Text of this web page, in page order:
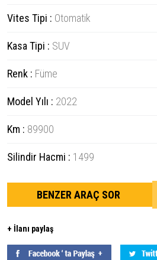
Vites Tipi : Otomatik
Kasa Tipi : SUV
Renk : Füme
Model Yılı : 2022
Km : 89900
Silindir Hacmi : 1499
BENZER ARAÇ SOR
+ İlanı paylaş